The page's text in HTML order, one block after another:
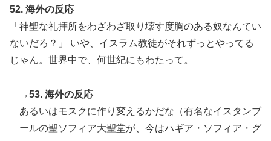
52. 海外の反応
「神聖な礼拝所をわざわざ取り壊す度胸のある奴なんてい
ないだろ？」 いや、イスラム教徒がそれずっとやってる
じゃん。世界中で、何世紀にもわたって。
→53. 海外の反応
あるいはモスクに作り変えるかだな（有名なイスタンブ
ールの聖ソフィア大聖堂が、今はハギア・ソフィア・グ